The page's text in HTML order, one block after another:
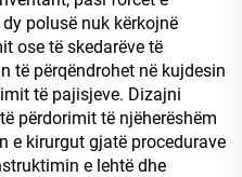
polusë nuk kërkojnë
ose të skedarëve të
të përqëndrohet në kujdesin
të pajisjeve. Dizajni
përdorimit të njëherëshëm
e kirurgut gjatë procedurave
e lehtë dhe